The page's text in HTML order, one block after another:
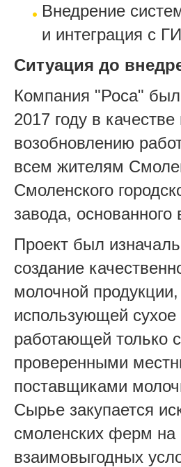
Внедрение
и интеграция с
Ситуация до
Компания "Роса"
2017 году в
возобновлению
всем жителям
Смоленского
завода, основанного
Проект был
создание
молочной
использующей сухое
работающей только с
проверенными
поставщиками
Сырье закупается
смоленских ферм на
взаимовыгодных